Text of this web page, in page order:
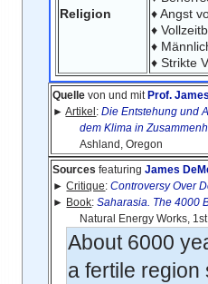
Religion
♦ Angst
♦
♦
♦ Strikte
Quelle von und mit Prof.
►Artikel :Die Entstehung und
dem Klima in
Ashland, Oregon
Sources featuringJames
►Critique:Controversy Over
► Book:Saharasia. The 4000
Natural Energy Works, 1st
About 6000
a fertile region